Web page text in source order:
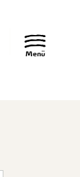
Menü